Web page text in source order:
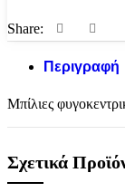
Share:
Περιγραφή
Μπίλιες
Σχετικά